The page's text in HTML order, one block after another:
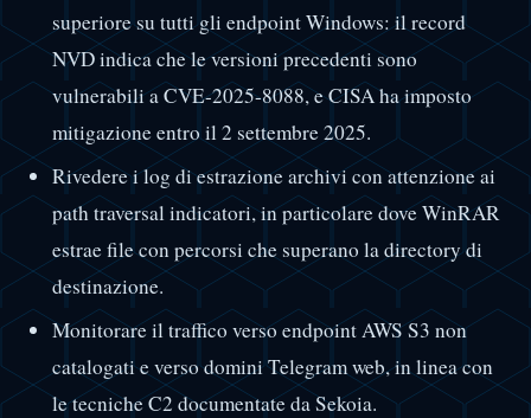
superiore su tutti gli endpoint Windows: il record
NVD indica che le versioni precedenti sono
vulnerabili a CVE-2025-8088, e CISA ha imposto
mitigazione entro il 2 settembre 2025.
Rivedere i log di estrazione archivi con attenzione ai
path traversal indicatori, in particolare dove WinRAR
estrae file con percorsi che superano la directory di
destinazione.
Monitorare il traffico verso endpoint AWS S3 non
catalogati e verso domini Telegram web, in linea con
le tecniche C2 documentate da Sekoia.